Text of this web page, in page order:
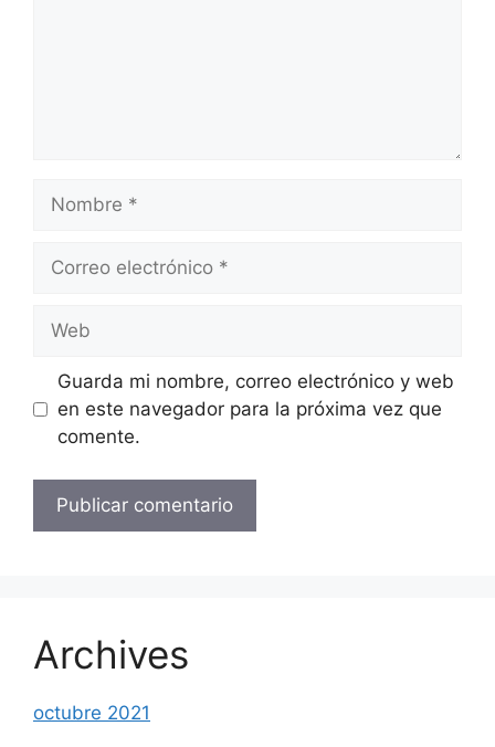
Nombre
Correo
Web
Guarda mi nombre, correo electrónico y web
en este navegador para la próxima vez que
comente.
Archives
octubre 2021